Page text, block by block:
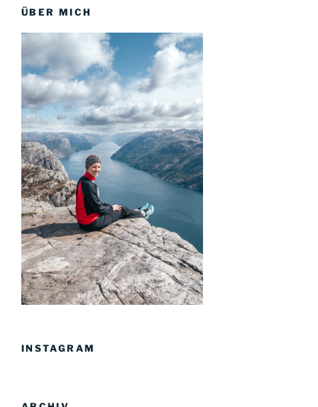
ÜBER MICH
INSTAGRAM